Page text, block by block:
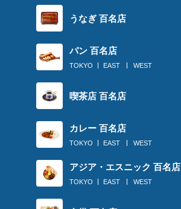
うなぎ 百名店
パン 百名店
TOKYO EAST WEST
喫茶店 百名店
カレー 百名店
TOKYO EAST WEST
アジア・エスニック 百名店
TOKYO EAST WEST